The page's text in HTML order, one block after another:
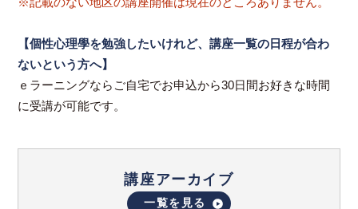
※記載のない地区の講座開催は現在のところありません。
【個性心理學を勉強したいけれど、講座一覧の日程が合わ
ないという方へ】
ｅラーニングならご自宅でお申込から30日間お好きな時間
に受講が可能です。
講座アーカイブ
一覧を見る